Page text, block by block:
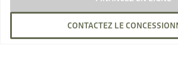
CONTACTEZ LE